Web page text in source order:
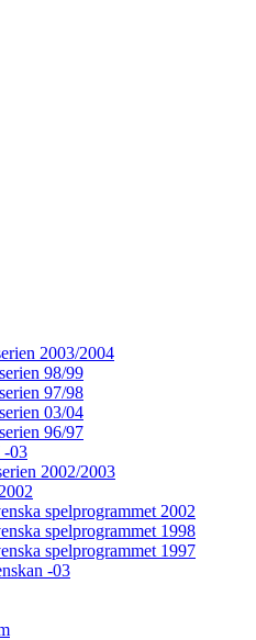
2003/2004
98/99
97/98
03/04
96/97
-03
2002/2003
spelprogrammet 2002
spelprogrammet 1998
spelprogrammet 1997
-03